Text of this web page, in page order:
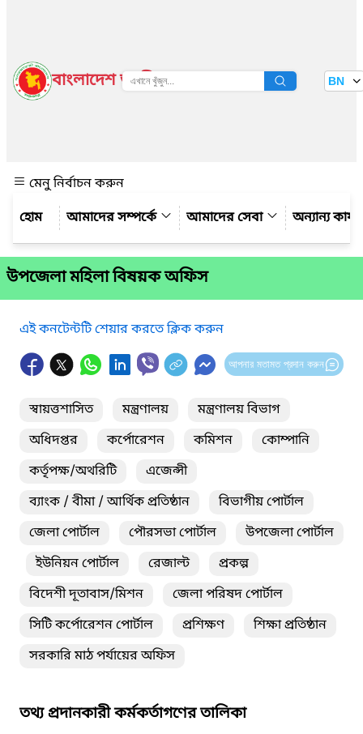
বাংলাদেশ জাতীয় তথ্য বাতায়ন BN
মেনু নির্বাচন করুন
আমাদের সম্পর্কে
আমাদের সেবা অন্যান্য
উপজেলা মহিলা বিষয়ক অফিস
এই কনটেন্টটি শেয়ার করতে ক্লিক করুন
আপনার মতামত প্রদান করুন
স্বায়ত্তশাসিত মন্ত্রণালয়
মন্ত্রণালয় বিভাগ
অধিদপ্তর
কর্পোরেশন কমিশন
কোম্পানি
কর্তৃপক্ষ/অথরিটি
এজেন্সী
ব্যাংক / বীমা / আর্থিক প্রতিষ্ঠান
বিভাগীয় পোর্টাল
জেলা পোর্টাল
পৌরসভা পোর্টাল
উপজেলা পোর্টাল
ইউনিয়ন পোর্টাল
রেজাল্ট
প্রকল্প
বিদেশী দূতাবাস/মিশন
জেলা পরিষদ পোর্টাল
সিটি কর্পোরেশন পোর্টাল
প্রশিক্ষণ
শিক্ষা প্রতিষ্ঠান
সরকারি মাঠ পর্যায়ের অফিস
তথ্য প্রদানকারী কর্মকর্তাগণের তালিকা